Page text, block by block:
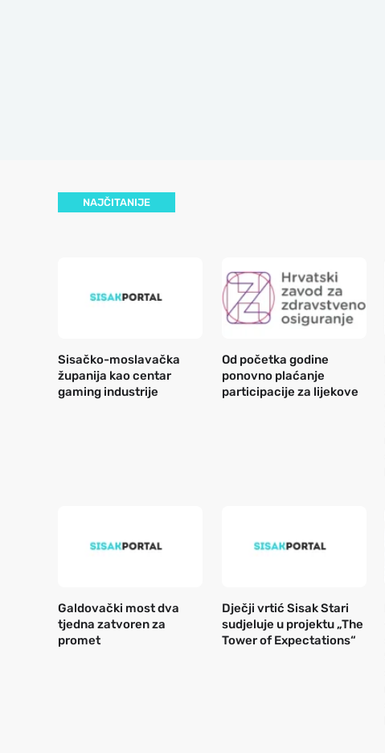
NAJČITANIJE
Sisačko-moslavačka
županija kao centar
gaming industrije
Od početka godine
ponovno plaćanje
participacije za lijekove
Galdovački most dva
tjedna zatvoren za
promet
Dječji vrtić Sisak Stari
sudjeluje u projektu „The
Tower of Expectations“